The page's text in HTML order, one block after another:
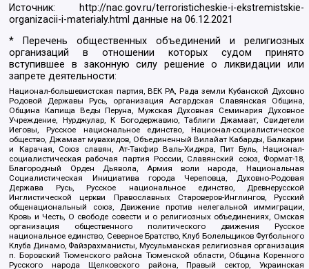
Источник:
http://nac.gov.ru/terroristicheskie-i-ekstremistskie-
organizacii-i-materialy.html данные на06.12.2021
* Перечень общественных объединений и религиозных
организаций в отношении которых судом принято
вступившее в законную силу решение о ликвидации или
запрете деятельности:
Национал-большевистская партия, ВЕК РА, Рада земли Кубанской Духовно
Родовой Державы Русь, организация Асгардская Славянская Община,
Община Капища Веды Перуна, Мужская Духовная Семинария Духовное
Учреждение, Нурджулар, К Богодержавию, Таблиги Джамаат, Свидетели
Иеговы, Русское национальное единство, Национал-социалистическое
общество, Джамаат мувахидов, Объединенный Вилайат Кабарды, Балкарии
и Карачая, Союз славян, Ат-Такфир Валь-Хиджра, Пит Буль, Национал-
социалистическая рабочая партия России, Славянский союз, Формат-18,
Благородный Орден Дьявола, Армия воли народа, Национальная
Социалистическая Инициатива города Череповца, Духовно-Родовая
Держава Русь, Русское национальное единство, Древнерусской
Инглистической церкви Православных Староверов-Инглингов, Русский
общенациональный союз, Движение против нелегальной иммиграции,
Кровь и Честь, О свободе совести и о религиозных объединениях, Омская
организация общественного политического движения Русское
национальное единство, Северное Братство, Клуб Болельщиков Футбольного
Клуба Динамо, Файзрахманисты, Мусульманская религиозная организация
п. Боровский Тюменского района Тюменской области, Община Коренного
Русского народа Щелковского района, Правый сектор, Украинская